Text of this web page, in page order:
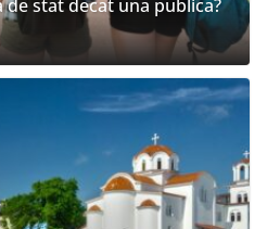
de stat decat una publica?